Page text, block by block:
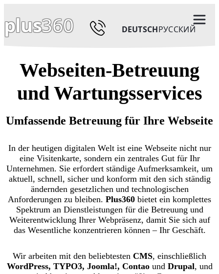
plus360 DEUTSCHРУССКИЙ
Webseiten-Betreuung
und Wartungsservices
Umfassende Betreuung für Ihre Webseite
In der heutigen digitalen Welt ist eine Webseite nicht nur
eine Visitenkarte, sondern ein zentrales Gut für Ihr
Unternehmen. Sie erfordert ständige Aufmerksamkeit, um
aktuell, schnell, sicher und konform mit den sich ständig
ändernden gesetzlichen und technologischen
Anforderungen zu bleiben. Plus360 bietet ein komplettes
Spektrum an Dienstleistungen für die Betreuung und
Weiterentwicklung Ihrer Webpräsenz, damit Sie sich auf
das Wesentliche konzentrieren können – Ihr Geschäft.
Wir arbeiten mit den beliebtesten CMS, einschließlich
WordPress, TYPO3, Joomla!, Contaound Drupal, und